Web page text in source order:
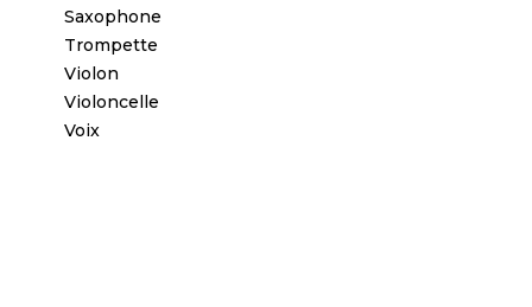
Saxophone
Trompette
Violon
Violoncelle
Voix